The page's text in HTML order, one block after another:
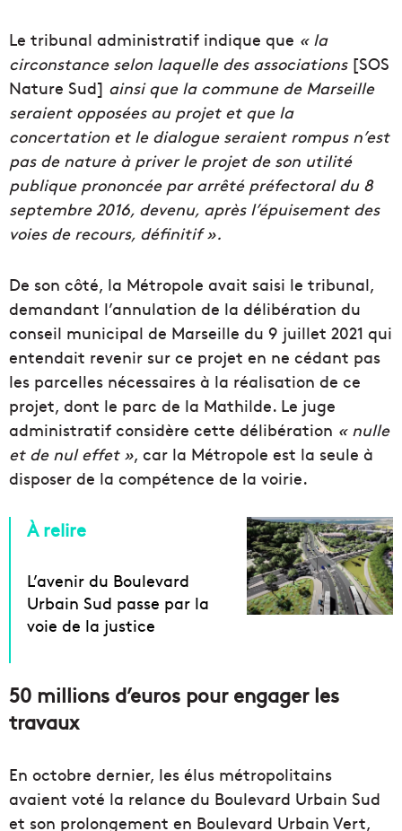
Le tribunal administratif indique que « la
circonstance selon laquelle des associations [SOS
Nature Sud] ainsi que la commune de Marseille
seraient opposées au projet et que la
concertation et le dialogue seraient rompus n’est
pas de nature à priver le projet de son utilité
publique prononcée par arrêté préfectoral du 8
septembre 2016, devenu, après l’épuisement des
voies de recours, définitif ».
De son côté, la Métropole avait saisi le tribunal,
demandant l’annulation de la délibération du
conseil municipal de Marseille du 9 juillet 2021 qui
entendait revenir sur ce projet en ne cédant pas
les parcelles nécessaires à la réalisation de ce
projet, dont le parc de la Mathilde. Le juge
administratif considère cette délibération « nulle
et de nul effet », car la Métropole est la seule à
disposer de la compétence de la voirie.
À relire
L’avenir du Boulevard
Urbain Sud passe par la
voie de la justice
50 millions d’euros pour engager les
travaux
En octobre dernier, les élus métropolitains
avaient voté la relance du Boulevard Urbain Sud
et son prolongement en Boulevard Urbain Vert,